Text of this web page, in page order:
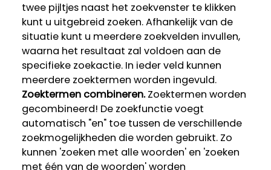
twee pijltjes naast het zoekvenster te klikken
kunt u uitgebreid zoeken. Afhankelijk van de
situatie kunt u meerdere zoekvelden invullen,
waarna het resultaat zal voldoen aan de
specifieke zoekactie. In ieder veld kunnen
meerdere zoektermen worden ingevuld.
Zoektermen combineren.Zoektermen worden
gecombineerd! De zoekfunctie voegt
automatisch "en" toe tussen de verschillende
zoekmogelijkheden die worden gebruikt. Zo
kunnen 'zoeken met alle woorden' en 'zoeken
met één van de woorden' worden